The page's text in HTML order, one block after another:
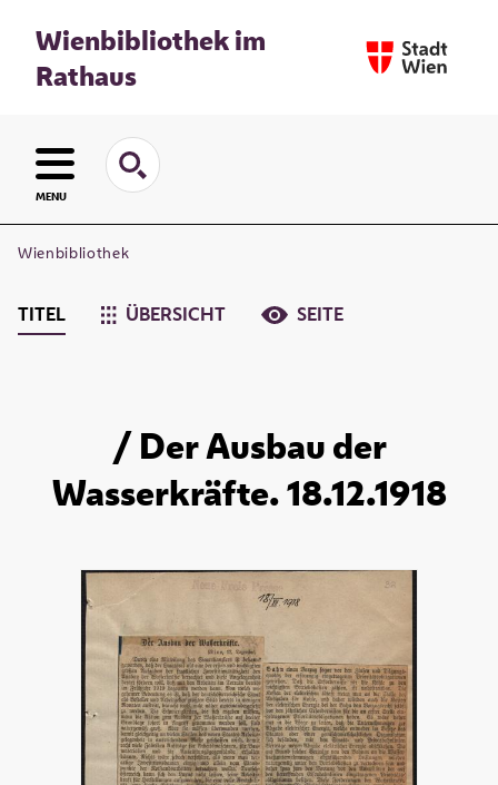
Wienbibliothek im
Rathaus
MENU
Wienbibliothek
TITEL ÜBERSICHT SEITE
/ Der Ausbau der
Wasserkräfte. 18.12.1918